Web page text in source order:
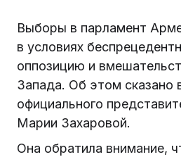
Выборы в парламент
в условиях
оппозицию и
Запада. Об этом сказано
официального
Марии Захаровой.
Она обратила внимание,